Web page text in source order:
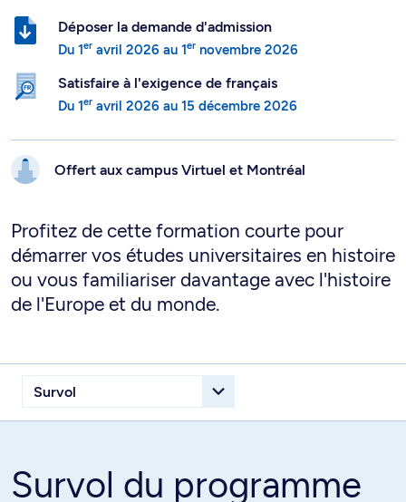
Déposer la demande d'admission
Du 1er avril 2026 au 1er novembre 2026
Satisfaire à l'exigence de français
Du 1er avril 2026 au 15 décembre 2026
Offert aux campus Virtuel et Montréal
Profitez de cette formation courte pour
démarrer vos études universitaires en histoire
ou vous familiariser davantage avec l'histoire
de l'Europe et du monde.
Survol du programme